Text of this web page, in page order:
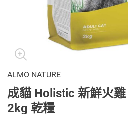
ALMO NATURE
成貓 Holistic 新鮮火雞
2kg 乾糧